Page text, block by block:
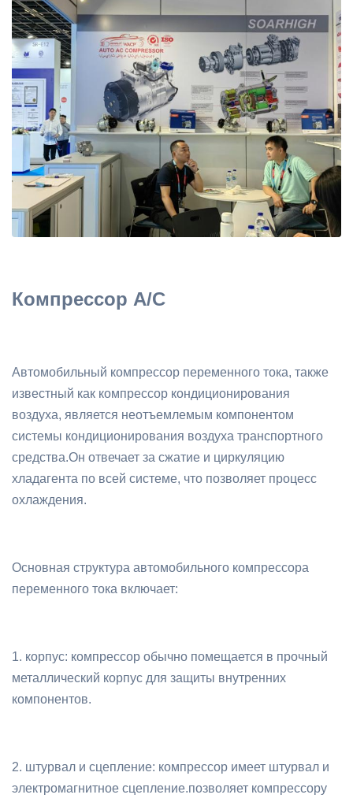
Компрессор A/C
Автомобильный компрессор переменного тока, также
известный как компрессор кондиционирования
воздуха, является неотъемлемым компонентом
системы кондиционирования воздуха транспортного
средства.Он отвечает за сжатие и циркуляцию
хладагента по всей системе, что позволяет процесс
охлаждения.
Основная структура автомобильного компрессора
переменного тока включает:
1. корпус: компрессор обычно помещается в прочный
металлический корпус для защиты внутренних
компонентов.
2. штурвал и сцепление: компрессор имеет штурвал и
электромагнитное сцепление.позволяет компрессору